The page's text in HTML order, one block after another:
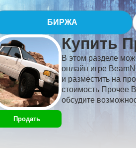
БИРЖА
Продать
Купить
В этом разделе
онлайн игре
и разместить на
стоимость Прочее
обсудите